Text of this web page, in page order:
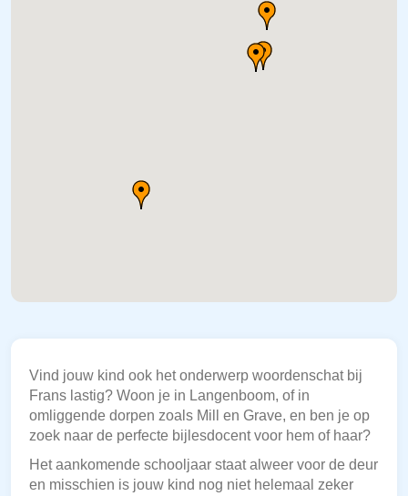
Vind jouw kind ook het onderwerp woordenschat bij
Frans lastig? Woon je in Langenboom, of in
omliggende dorpen zoals Mill en Grave, en ben je op
zoek naar de perfecte bijlesdocent voor hem of haar?
Het aankomende schooljaar staat alweer voor de deur
en misschien is jouw kind nog niet helemaal zeker